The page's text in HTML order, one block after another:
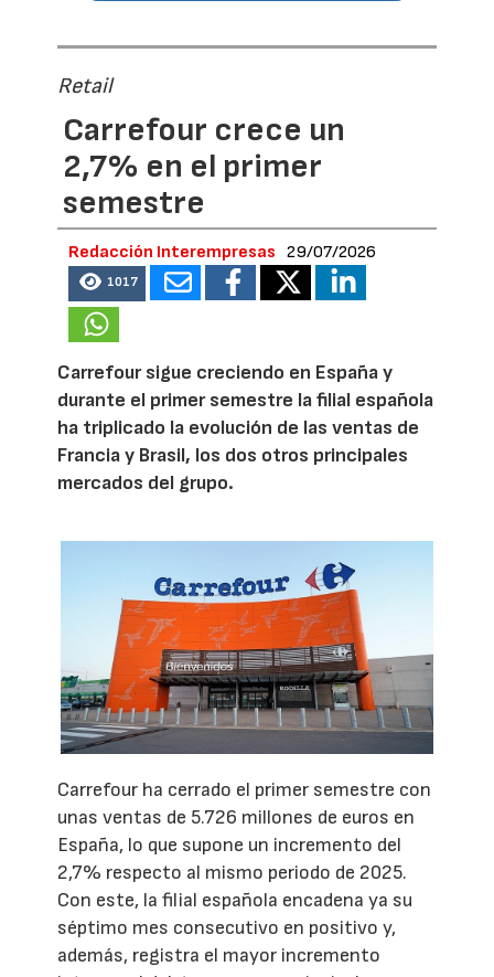
Retail
Carrefour crece un
2,7% en el primer
semestre
Redacción Interempresas 29/07/2026
1017
Carrefour sigue creciendo en España y
durante el primer semestre la filial española
ha triplicado la evolución de las ventas de
Francia y Brasil, los dos otros principales
mercados del grupo.
Carrefour ha cerrado el primer semestre con
unas ventas de 5.726 millones de euros en
España, lo que supone un incremento del
2,7% respecto al mismo periodo de 2025.
Con este, la filial española encadena ya su
séptimo mes consecutivo en positivo y,
además, registra el mayor incremento